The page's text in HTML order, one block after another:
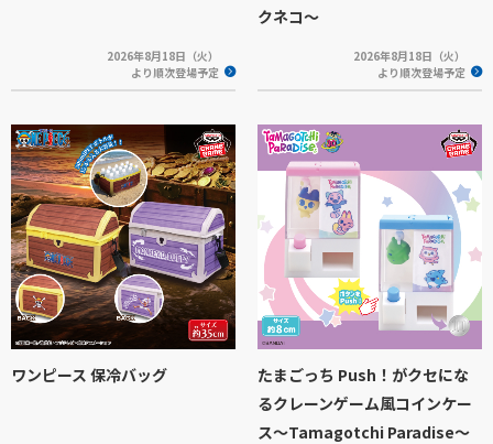
2026年8月18日（火）
より順次登場予定
クネコ～
2026年8月18日（火）
より順次登場予定
ワンピース 保冷バッグ
たまごっち Push！がクセにな
るクレーンゲーム風コインケー
ス～Tamagotchi Paradise～